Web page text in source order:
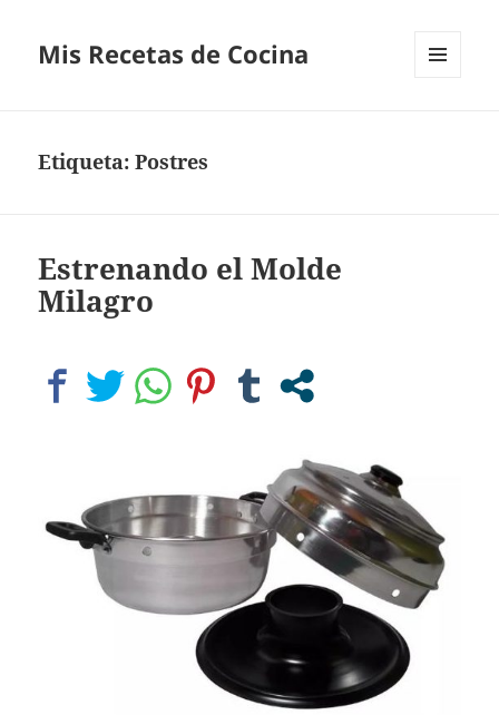
Mis Recetas de Cocina
Etiqueta:Postres
Estrenando el Molde
Milagro